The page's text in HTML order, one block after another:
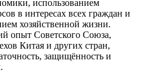
использованием
в интересах всех граждан и
хозяйственной жизни.
опыт Советского Союза,
Китая и других стран,
защищённость и